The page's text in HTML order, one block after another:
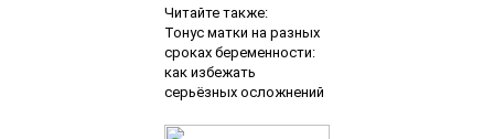
Читайте также:
Тонус матки на разных
сроках беременности:
как избежать
серьёзных осложнений